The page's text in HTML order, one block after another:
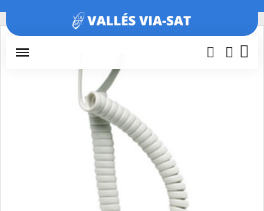
Repuestos Fermax CABLE RIZO LOFT (Repuesto)